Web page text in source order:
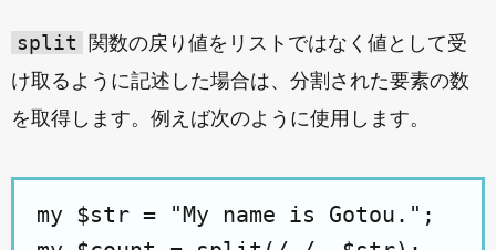
split
関数の戻り値をリストではなく値として受
け取るように記述した場合は、分割された要素の数
を取得します。例えば次のように使用します。
my $str = "My name is Gotou.";